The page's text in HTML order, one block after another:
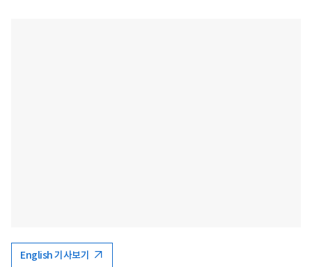
English 기사보기